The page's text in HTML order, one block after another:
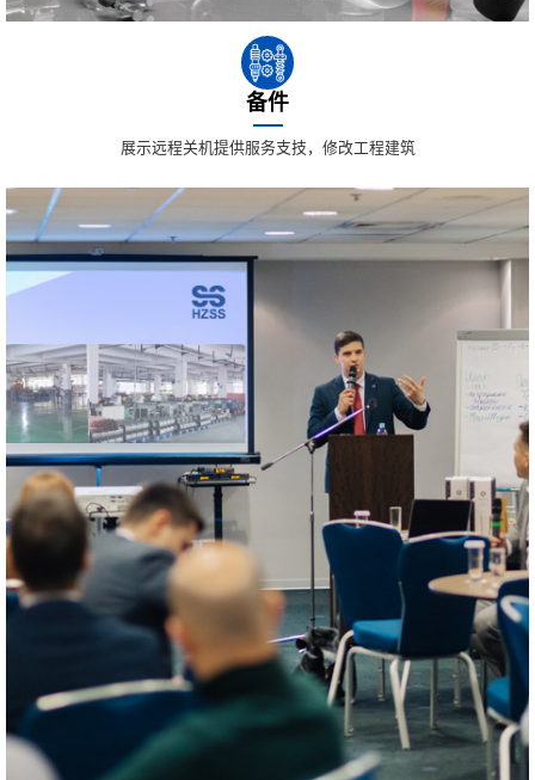
备件
展示远程关机提供服务支技，修改工程建筑